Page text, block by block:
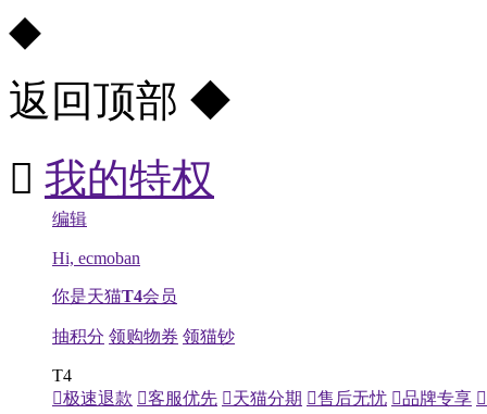
◆
返回顶部 ◆
 我的特权
编辑
Hi, ecmoban
你是天猫T4会员
抽积分 领购物券 领猫钞
T4
极速退款 客服优先 天猫分期 售后无忧 品牌专享 